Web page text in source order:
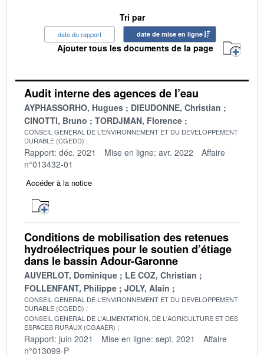
Tri par
date du rapport date de mise en ligne
Ajouter tous les documents de la page
Audit interne des agences de l’eau
AYPHASSORHO, Hugues
DIEUDONNE, Christian
CINOTTI, Bruno
TORDJMAN, Florence
CONSEIL GENERAL DE L'ENVIRONNEMENT ET DU DEVELOPPEMENT
DURABLE (CGEDD)
Rapport: déc. 2021 Mise en ligne: avr. 2022
Affaire
n°013432-01
Accéder à la notice
Conditions de mobilisation des retenues
hydroélectriques pour le soutien d’étiage
dans le bassin Adour-Garonne
AUVERLOT, Dominique
LE COZ, Christian
FOLLENFANT, Philippe
JOLY, Alain
CONSEIL GENERAL DE L'ENVIRONNEMENT ET DU DEVELOPPEMENT
DURABLE (CGEDD)
CONSEIL GENERAL DE L'ALIMENTATION, DE L'AGRICULTURE ET DES
ESPACES RURAUX (CGAAER)
Rapport: juin 2021 Mise en ligne: sept. 2021
Affaire
n°013099-P